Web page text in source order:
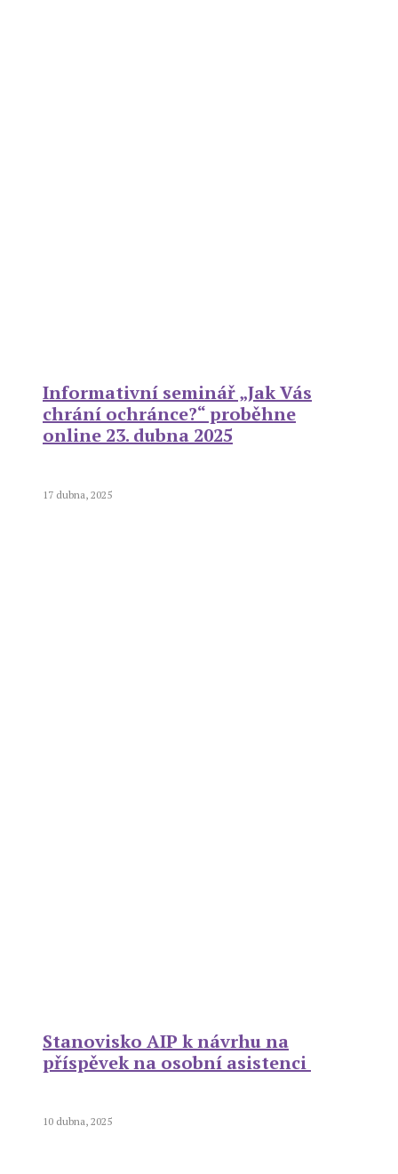
Informativní seminář „Jak Vás
chrání ochránce?“ proběhne
online 23. dubna 2025
17 dubna, 2025
Stanovisko AIP k návrhu na
příspěvek na osobní asistenci
10 dubna, 2025